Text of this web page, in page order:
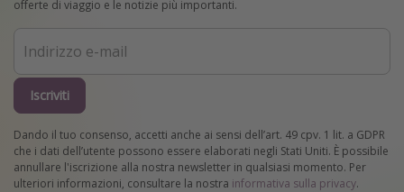
offerte di viaggio e le notizie più importanti.
Iscriviti
Dando il tuo consenso, accetti anche ai sensi dell’art. 49 cpv. 1 lit. a GDPR
che i dati dell’utente possono essere elaborati negli Stati Uniti. È possibile
annullare l'iscrizione alla nostra newsletter in qualsiasi momento. Per
ulteriori informazioni, consultare la nostra informativa sulla privacy.